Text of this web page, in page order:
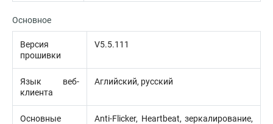
Основное
Версия
прошивки
V5.5.111
Язык веб-
клиента
Аглийский, русский
Основные
Anti-Flicker, Heartbeat, зеркалирование,